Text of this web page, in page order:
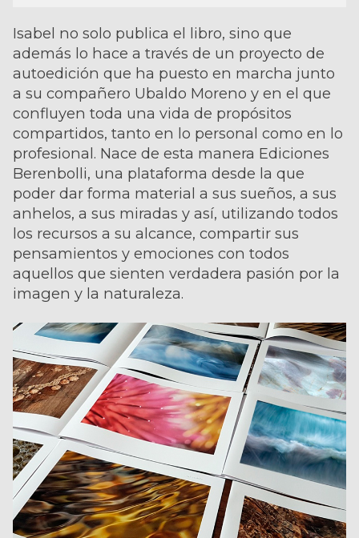
Isabel no solo publica el libro, sino que
además lo hace a través de un proyecto de
autoedición que ha puesto en marcha junto
a su compañero Ubaldo Moreno y en el que
confluyen toda una vida de propósitos
compartidos, tanto en lo personal como en lo
profesional. Nace de esta manera Ediciones
Berenbolli, una plataforma desde la que
poder dar forma material a sus sueños, a sus
anhelos, a sus miradas y así, utilizando todos
los recursos a su alcance, compartir sus
pensamientos y emociones con todos
aquellos que sienten verdadera pasión por la
imagen y la naturaleza.